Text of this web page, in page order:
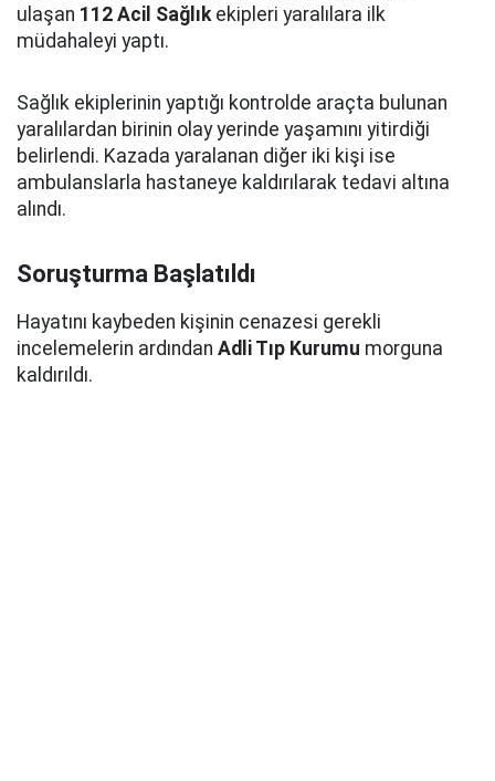
ulaşan 112 Acil Sağlıkekipleri yaralılara ilk
müdahaleyi yaptı.
Sağlık ekiplerinin yaptığı kontrolde araçta bulunan
yaralılardan birinin olay yerinde yaşamını yitirdiği
belirlendi. Kazada yaralanan diğer iki kişi ise
ambulanslarla hastaneye kaldırılarak tedavi altına
alındı.
Soruşturma Başlatıldı
Hayatını kaybeden kişinin cenazesi gerekli
incelemelerin ardından Adli Tıp Kurumu morguna
kaldırıldı.